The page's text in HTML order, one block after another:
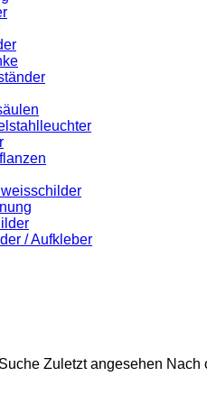
/ Aufkleber
Suche Zuletzt angesehen Nach